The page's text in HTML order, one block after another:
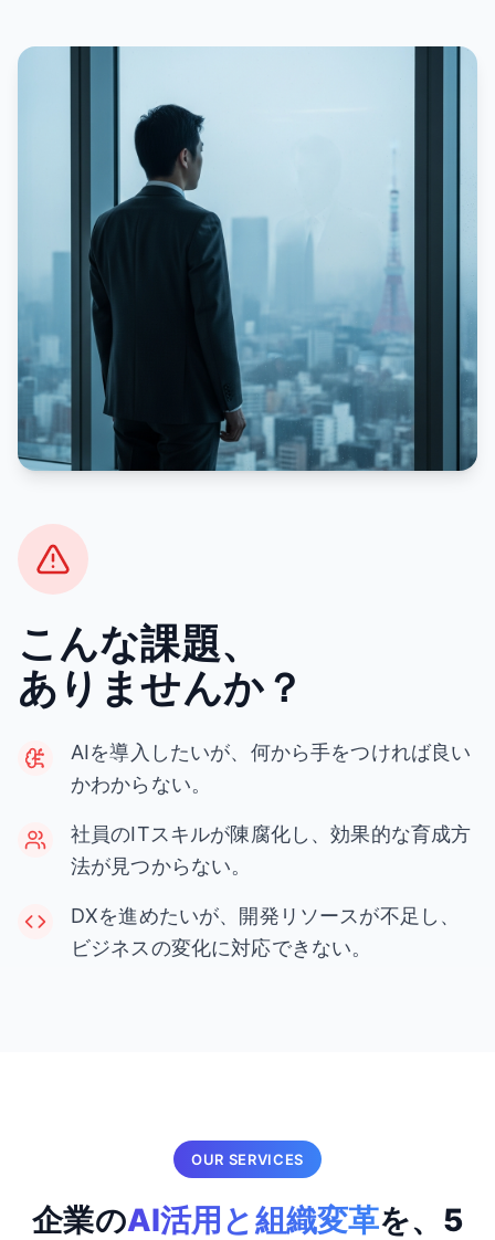
こんな課題、
ありませんか？
AIを導入したいが、何から手をつければ良い
かわからない。
社員のITスキルが陳腐化し、効果的な育成方
法が見つからない。
DXを進めたいが、開発リソースが不足し、
ビジネスの変化に対応できない。
OUR SERVICES
企業のAI活用と組織変革を、5